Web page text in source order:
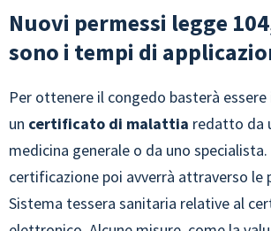
Nuovi permessi legge
sono i tempi di
Per ottenere il congedo basterà essere
un certificato di malattia redatto da
medicina generale o da uno specialista.
certificazione poi avverrà attraverso le
Sistema tessera sanitaria relative al